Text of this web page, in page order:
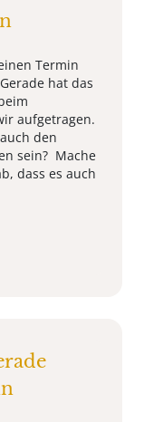
Termin
hat das
aufgetragen.
den
sein? Mache
dass es auch